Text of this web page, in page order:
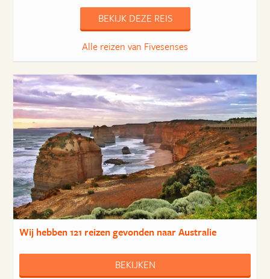
BEKIJK DEZE REIS
Alle reizen van Fivesenses
Wij hebben121 reizengevonden naar Australie
BEKIJKEN